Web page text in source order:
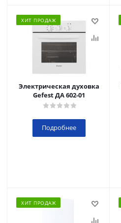
ХИТ ПРОДАЖ
Электрическая духовка
Gefest ДА 602-01
Подробнее
ХИТ ПРОДАЖ